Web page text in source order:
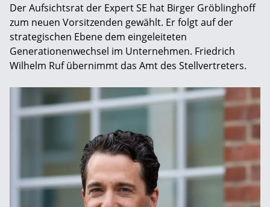
Der Aufsichtsrat der Expert SE hat Birger Gröblinghoff
zum neuen Vorsitzenden gewählt. Er folgt auf der
strategischen Ebene dem eingeleiteten
Generationenwechsel im Unternehmen. Friedrich
Wilhelm Ruf übernimmt das Amt des Stellvertreters.